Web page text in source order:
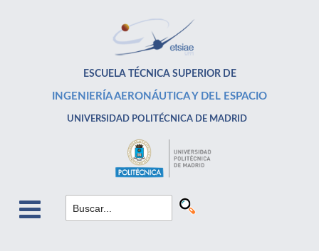
ESCUELA TÉCNICA SUPERIOR DE
INGENIERÍA AERONÁUTICA Y DEL ESPACIO
UNIVERSIDAD POLITÉCNICA DE MADRID